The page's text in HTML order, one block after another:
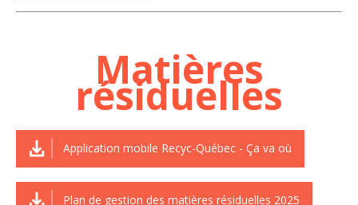
Matières
résiduelles
Application mobile Recyc-Québec - Ça va où
Plan de gestion des matières résiduelles 2025